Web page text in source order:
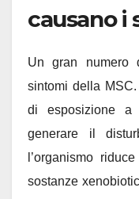
causano i
Un gran numero
sintomi della
di esposizione a
generare il
l’organismo
sostanze